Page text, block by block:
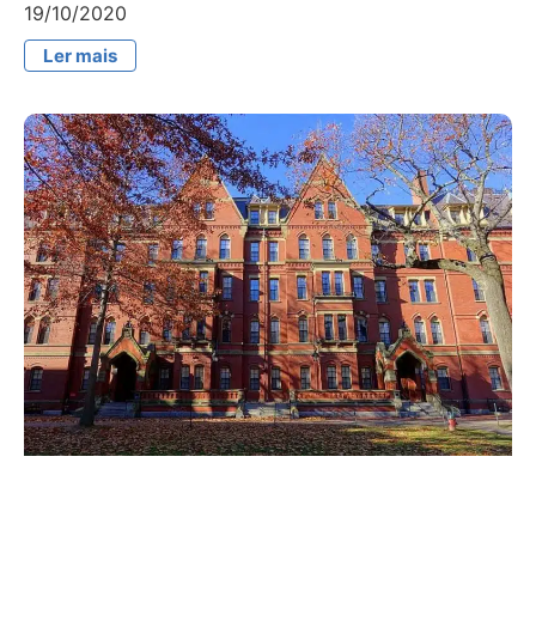
19/10/2020
Ler mais